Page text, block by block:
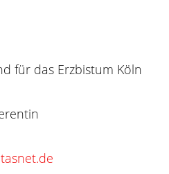
für das Erzbistum Köln